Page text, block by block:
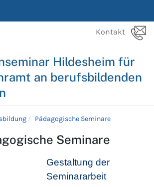
Kontakt
Hildesheim für
an berufsbildenden
Pädagogische Seminare
Seminare
Gestaltung der
Seminararbeit